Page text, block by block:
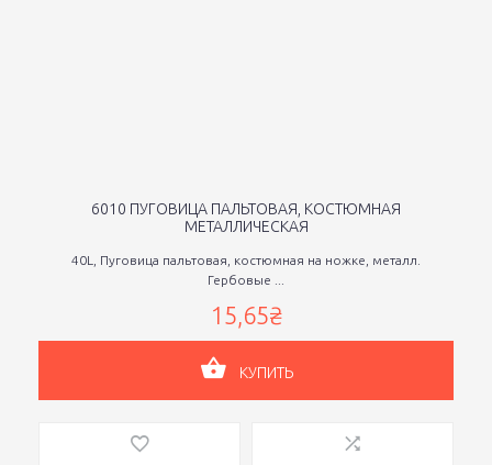
6010 ПУГОВИЦА ПАЛЬТОВАЯ, КОСТЮМНАЯ
МЕТАЛЛИЧЕСКАЯ
40L, Пуговица пальтовая, костюмная на ножке, металл.
Гербовые ...
15,65₴
КУПИТЬ